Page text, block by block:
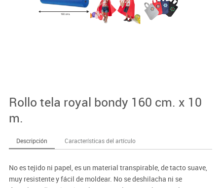
Rollo tela royal bondy 160 cm. x 10
m.
Descripción Características del artículo
No es tejido ni papel, es un material transpirable, de tacto suave,
muy resistente y fácil de moldear. No se deshilacha ni se